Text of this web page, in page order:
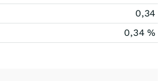
0,34
0,34 %